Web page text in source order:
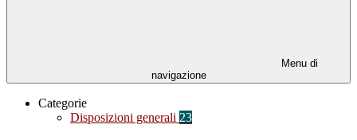
Menu di
navigazione
Categorie
Disposizioni generali 23